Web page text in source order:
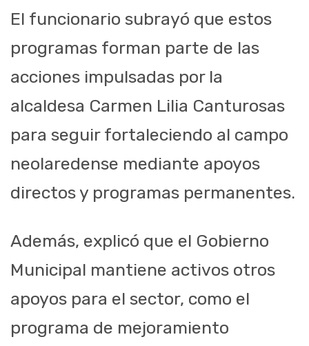
El funcionario subrayó que estos
programas forman parte de las
acciones impulsadas por la
alcaldesa Carmen Lilia Canturosas
para seguir fortaleciendo al campo
neolaredense mediante apoyos
directos y programas permanentes.
Además, explicó que el Gobierno
Municipal mantiene activos otros
apoyos para el sector, como el
programa de mejoramiento